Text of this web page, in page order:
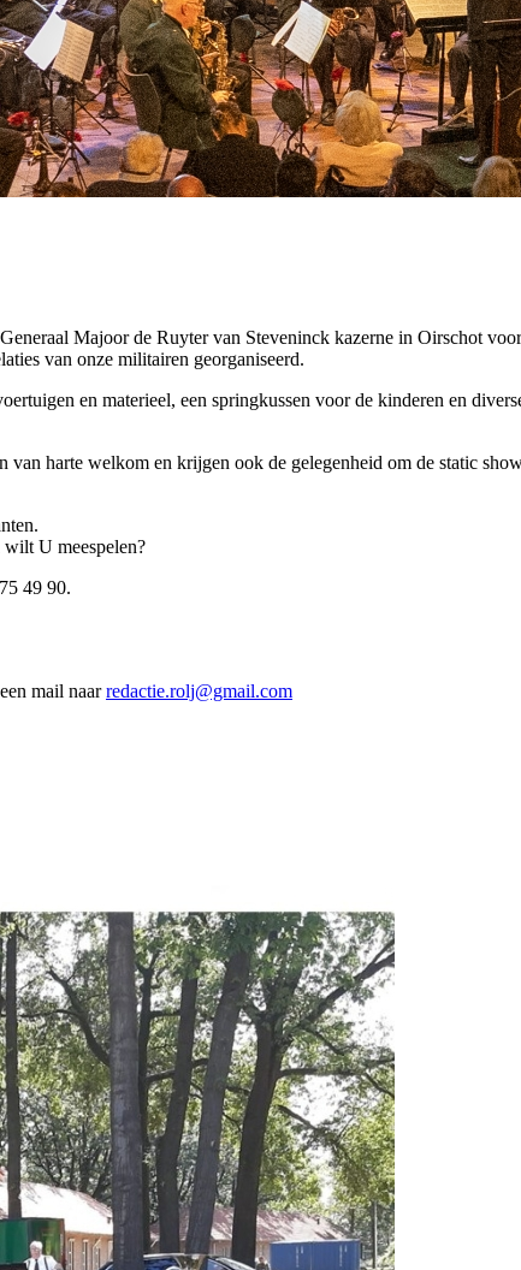
Majoor de Ruyter van Steveninck kazerne in Oirschot
van onze militairen georganiseerd.
en materieel, een springkussen voor de kinderen en
harte welkom en krijgen ook de gelegenheid om de static
U meespelen?
49 90.
mail naarredactie.rolj@gmail.com